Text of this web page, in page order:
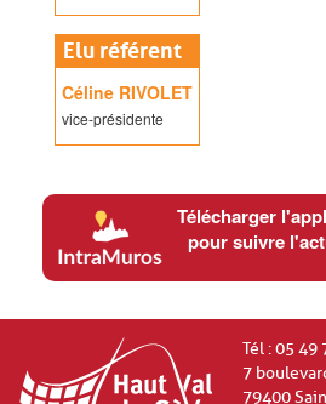
Elu référent
Céline RIVOLET
vice-présidente
Télécharger
pour suivre
Tél : 05 49
7
79400